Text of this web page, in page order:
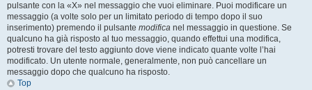
pulsante con la «X» nel messaggio che vuoi eliminare. Puoi modificare un
messaggio (a volte solo per un limitato periodo di tempo dopo il suo
inserimento) premendo il pulsante modifica nel messaggio in questione. Se
qualcuno ha già risposto al tuo messaggio, quando effettui una modifica,
potresti trovare del testo aggiunto dove viene indicato quante volte l’hai
modificato. Un utente normale, generalmente, non può cancellare un
messaggio dopo che qualcuno ha risposto.
Top